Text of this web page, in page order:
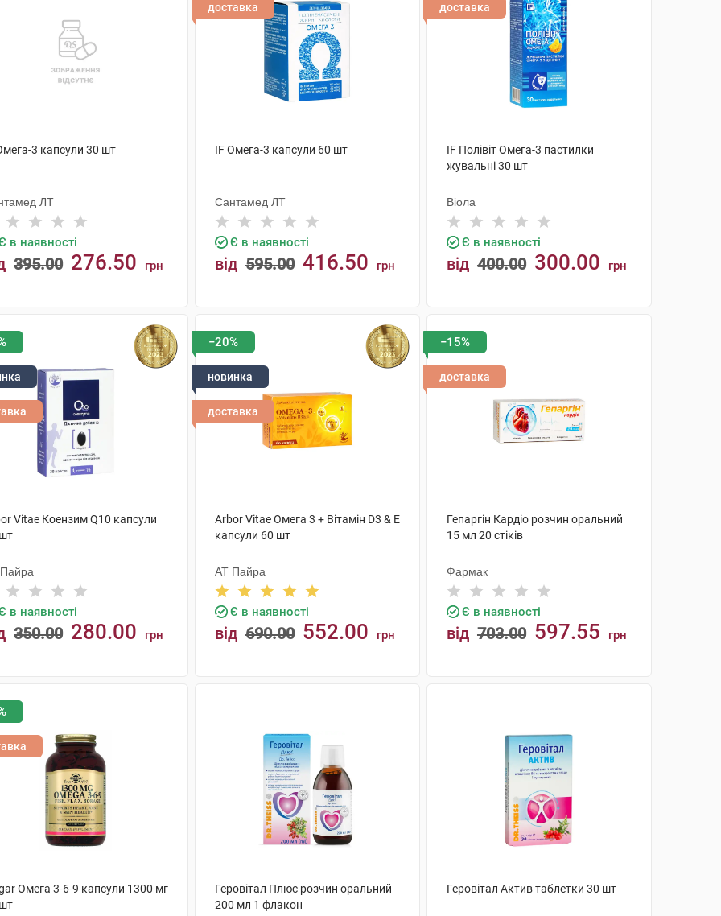
3 капсули 30 шт
ЛТ
в наявності
395.00 276.50 грн
доставка
IF Омега-3 капсули 60 шт
Сантамед ЛТ
Є в наявності
від 595.00 416.50 грн
доставка
IF Полівіт Омега-3 пастилки
жувальні 30 шт
Віола
Є в наявності
від 400.00 300.00 грн
Vitae Коензим Q10 капсули
в наявності
350.00 280.00 грн
−20%
новинка
доставка
Arbor Vitae Омега 3 + Вітамін D3 & Е
капсули 60 шт
АТ Пайра
Є в наявності
від 690.00 552.00 грн
−15%
доставка
Гепаргін Кардіо розчин оральний
15 мл 20 стіків
Фармак
Є в наявності
від 703.00 597.55 грн
Омега 3-6-9 капсули 1300 мг
Геровітал Плюс розчин оральний
200 мл 1 флакон
Геровітал Актив таблетки 30 шт